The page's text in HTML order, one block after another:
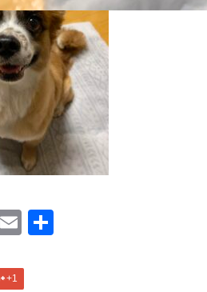
Mastodon
Email
+1